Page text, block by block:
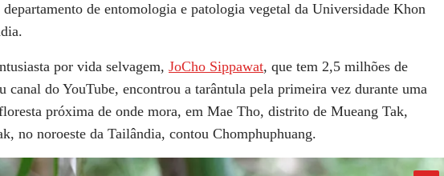
departamento de entomologia e patologia vegetal da Universidade Khon
por vida selvagem, JoCho Sippawat, que tem 2,5 milhões de
canal do YouTube, encontrou a tarântula pela primeira vez durante uma
próxima de onde mora, em Mae Tho, distrito de Mueang Tak,
no noroeste da Tailândia, contou Chomphuphuang.